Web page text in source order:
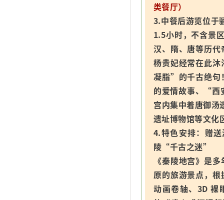
类餐厅）
3.中餐后游览位于
1.5小时，不含景
汉、隋、唐等历
杨贵妃经常在此
凝脂”的千古绝句
的爱情故事、“西
宫内集中着唐御
遗址博物馆等文化
4.特色安排：赠
陵“千古之迷”
《秦陵地宫》是
原的旅游景点，
动画卷轴、3D 裸